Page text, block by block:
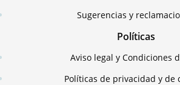
Sugerencias y
Políticas
Aviso legal y Condiciones
Políticas de privacidad y de